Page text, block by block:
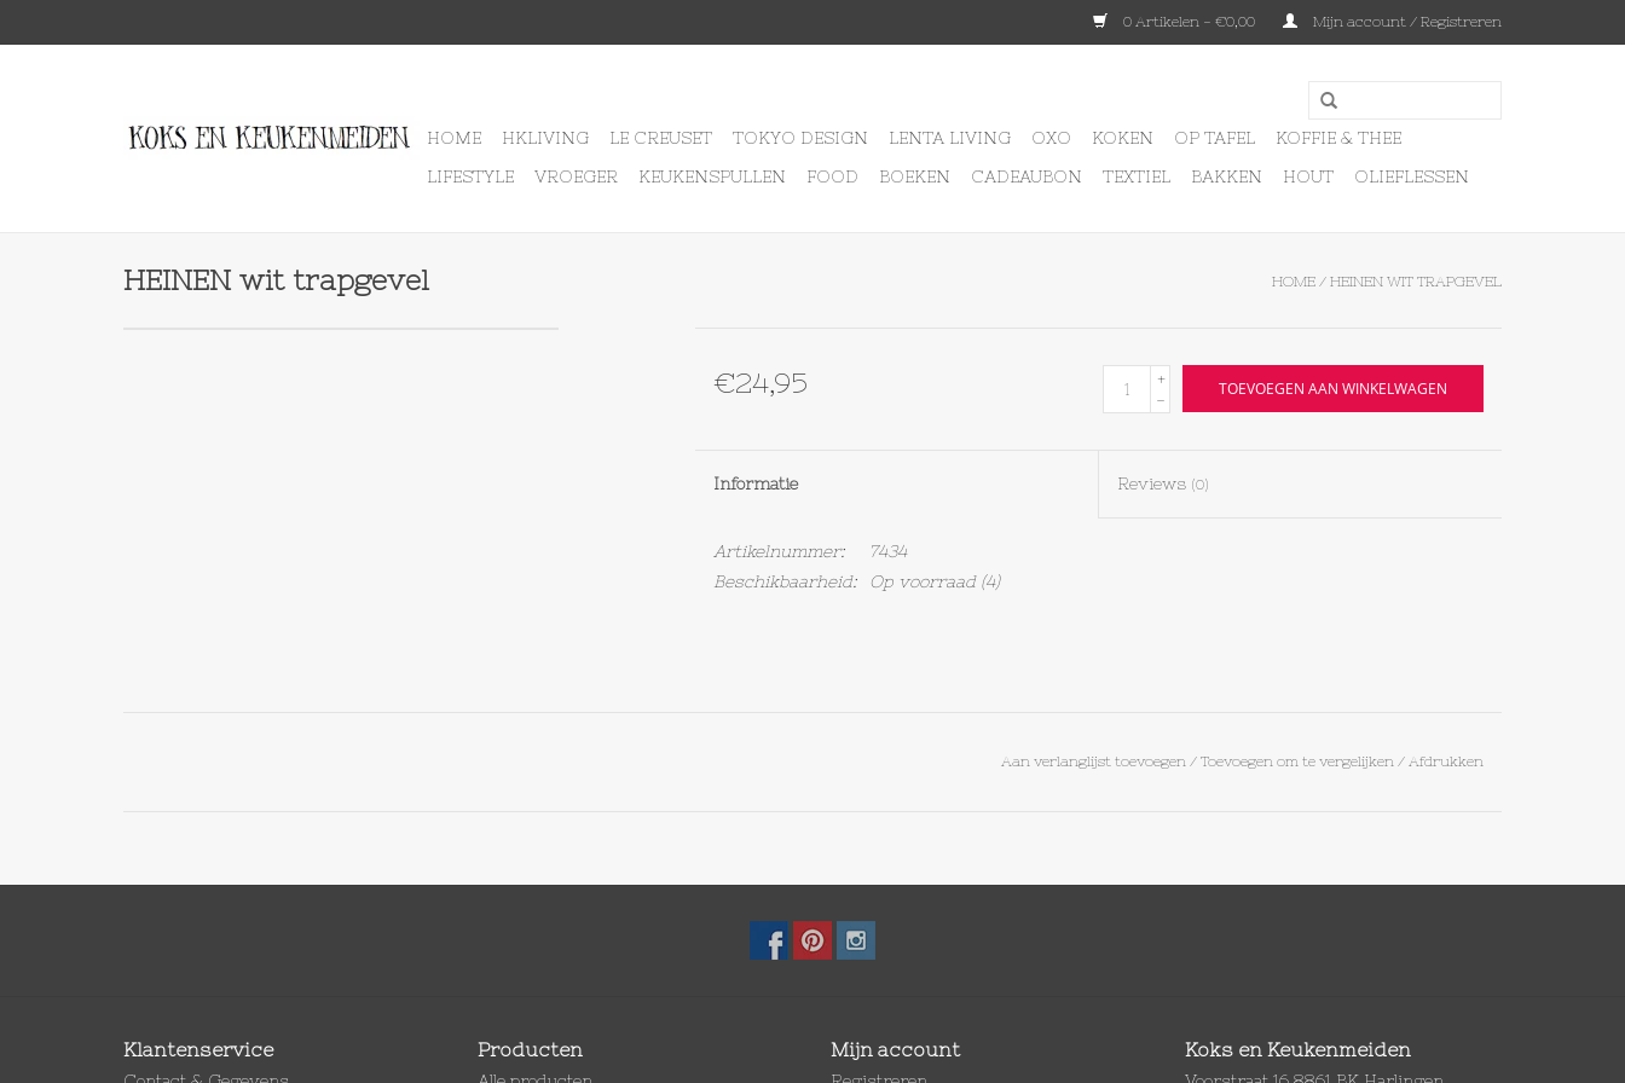
0 Artikelen - €0,00 Mijn account / Registreren
HOME HKLIVING LE CREUSET TOKYO DESIGN LENTA LIVING OXO KOKEN OP TAFEL
KOFFIE & THEE
LIFESTYLE
VROEGER KEUKENSPULLEN FOOD BOEKEN CADEAUBON TEXTIEL BAKKEN HOUT OLIEFLESSEN
HEINEN wit trapgevel HOME / HEINEN WIT TRAPGEVEL
€24,95
+
-
TOEVOEGEN AAN WINKELWAGEN
Informatie Reviews (0)
Artikelnummer:
7434
Beschikbaarheid:
Op voorraad(4)
Aan verlanglijst toevoegen/ Toevoegen om te vergelijken / Afdrukken
Klantenservice Producten Mijn account Koks en Keukenmeiden